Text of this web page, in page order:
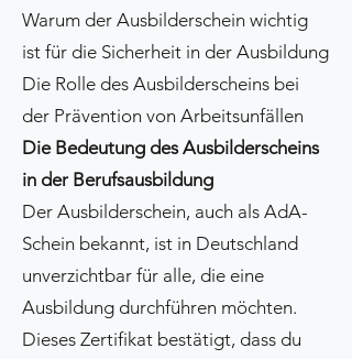
Warum der Ausbilderschein wichtig
ist für die Sicherheit in der Ausbildung
Die Rolle des Ausbilderscheins bei
der Prävention von Arbeitsunfällen
Die Bedeutung des Ausbilderscheins
in der Berufsausbildung
Der Ausbilderschein, auch als AdA-
Schein bekannt, ist in Deutschland
unverzichtbar für alle, die eine
Ausbildung durchführen möchten.
Dieses Zertifikat bestätigt, dass du